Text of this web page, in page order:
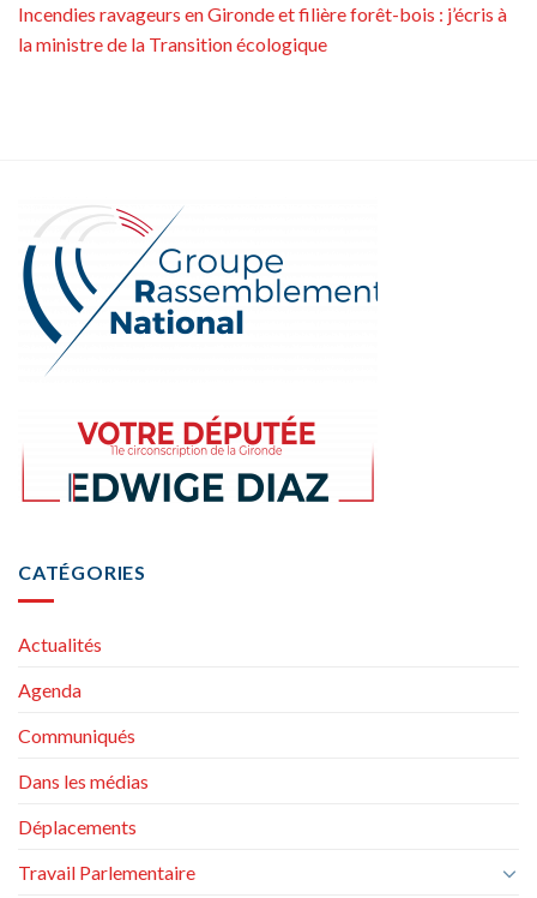
Incendies ravageurs en Gironde et filière forêt-bois : j’écris à
la ministre de la Transition écologique
CATÉGORIES
Actualités
Agenda
Communiqués
Dans les médias
Déplacements
Travail Parlementaire